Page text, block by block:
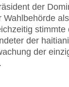
der
stimmte
der
der